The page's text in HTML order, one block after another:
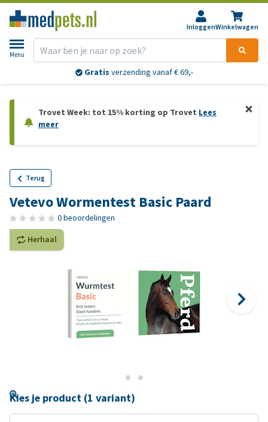
InloggenWinkelwagen
Menu
Gratis verzending vanaf € 69,-
Trovet Week: tot 15% korting op Trovet Lees
meer
Terug
Vetevo Wormentest Basic Paard
0 beoordelingen
Herhaal
Kies je product (1 variant)